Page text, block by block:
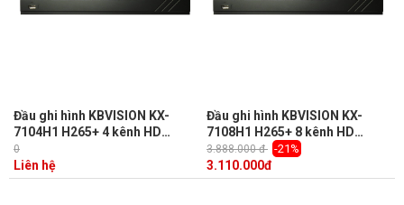
Đầu ghi hình KBVISION KX-
7104H1 H265+ 4 kênh HD
1080N + 1 kênh IP, 1 Sata,
Audio 1/1, Onvif, kết nối 5 in 1
0
Liên hệ
Đầu ghi hình KBVISION KX-
7108H1 H265+ 8 kênh HD
1080N + 2 kênh IP, 1 Sata,
Audio 1/1, Onvif, kết nối 5 in 1
3.888.000 đ -21%
3.110.000đ